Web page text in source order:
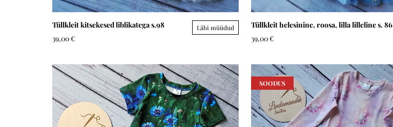
Tüllkleit kitsekesed liblikatega s.98
39,00 €
Läbi müüdud
Tüllkleit helesinine, roosa, lilla lilleline s. 86
39,00 €
SOODUS